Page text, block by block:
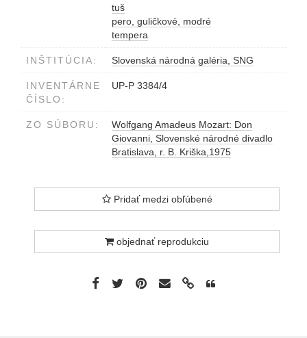
tuš
pero, guličkové, modré
tempera
INŠTITÚCIA: Slovenská národná galéria, SNG
INVENTÁRNE
ČÍSLO:
UP-P 3384/4
ZO SÚBORU:
Wolfgang Amadeus Mozart: Don
Giovanni, Slovenské národné divadlo
Bratislava, r. B. Kriška,1975
Pridať medzi obľúbené
objednať reprodukciu